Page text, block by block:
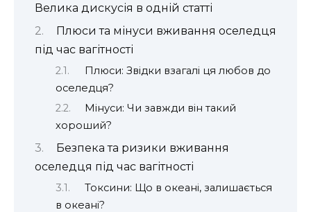
Велика дискусія в одній статті
Плюси та мінуси вживання оселедця
під час вагітності
Плюси: Звідки взагалі ця любов до
оселедця?
Мінуси: Чи завжди він такий
хороший?
Безпека та ризики вживання
оселедця під час вагітності
Токсини: Що в океані, залишається
в океані?